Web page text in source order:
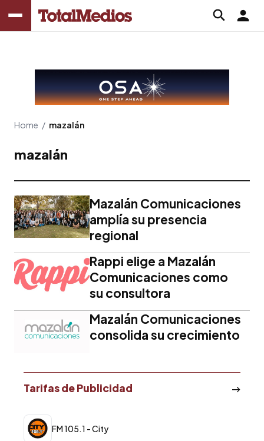
Home / mazalán
mazalán
Mazalán Comunicaciones
amplía su presencia
regional
Rappi elige a Mazalán
Comunicaciones como
su consultora
Mazalán Comunicaciones
consolida su crecimiento
Tarifas de Publicidad
FM 105.1 - City